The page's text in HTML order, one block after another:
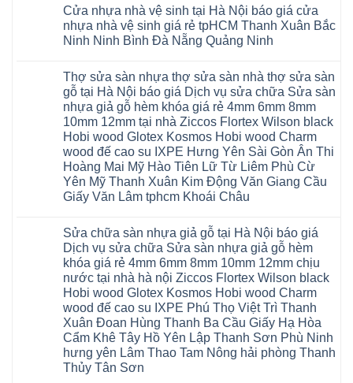
Phòng
Tứ
Kỳ
Đan
Phượng
Quảng
Ninh
Thanh
Miện
Nghệ
An
Thanh
Hà
Ninh
Bình
Thái
Bình
Thanh
Phụ
Phú
Thọ
Lào
Tuyên
Quang
Thọ
Bắc
Ninh
Tuyên
Bình
Hải
Phòng
sang
trọng
4mm
giá
bao
nhiêu
Sàn
Glotex
có
tốt
không
sàn
nhựa
glotex
của
nước
nào
Hà
Nội
tpHCM
Đà
Nẵng
Gia
Phú
Thọ
Phòng
Sóc
Sơn
Ninh
Bình
Hưng
Yên
bình
luận
ở
Cửa
ngủ
tại
Hà
Nội
cửa
composite
báo
giá
rẻ
Bắc
Ninh
Thanh
Xuân
Hải
Phòng
Thái
Bình
Hưng
Yên
Hà
Đông
Hạ
Long
Cửa nhựa nhà vệ sinh tại Hà Nội báo giá cửa
nhựa nhà vệ sinh giá rẻ tpHCM Thanh Xuân Bắc
Ninh Ninh Bình Đà Nẵng Quảng Ninh
bình
luận
ở
Cửa
nhựa
nhà
vệ
sinh
tại
Hà
Nội
báo
giá
nhà
vệ
sinh
giá
tpHCM
Thanh
Bắc
Ninh
Ninh
Bình
Đà
Nẵng
Quảng
Thợ sửa sàn nhựa thợ sửa sàn nhà thợ sửa sàn
gỗ tại Hà Nội báo giá Dịch vụ sửa chữa Sửa sàn
nhựa giả gỗ hèm khóa giá rẻ 4mm 6mm 8mm
10mm 12mm tại nhà Ziccos Flortex Wilson black
Hobi wood Glotex Kosmos Hobi wood Charm
wood đế cao su IXPE Hưng Yên Sài Gòn Ân Thi
Hoàng Mai Mỹ Hào Tiên Lữ Từ Liêm Phù Cừ
Yên Mỹ Thanh Xuân Kim Động Văn Giang Cầu
Giấy Văn Lâm tphcm Khoái Châu
bình
luận
ở
Thợ
sửa
sàn
nhựa
thợ
sửa
sàn
nhà
thợ
sửa
sàn
Sửa chữa sàn nhựa giả gỗ tại Hà Nội báo giá
Dịch vụ sửa chữa Sửa sàn nhựa giả gỗ hèm
khóa giá rẻ 4mm 6mm 8mm 10mm 12mm chịu
nước tại nhà hà nội Ziccos Flortex Wilson black
Hobi wood Glotex Kosmos Hobi wood Charm
wood đế cao su IXPE Phú Thọ Việt Trì Thanh
Xuân Đoan Hùng Thanh Ba Cầu Giấy Hạ Hòa
Cẩm Khê Tây Hồ Yên Lập Thanh Sơn Phù Ninh
hưng yên Lâm Thao Tam Nông hải phòng Thanh
Thủy Tân Sơn